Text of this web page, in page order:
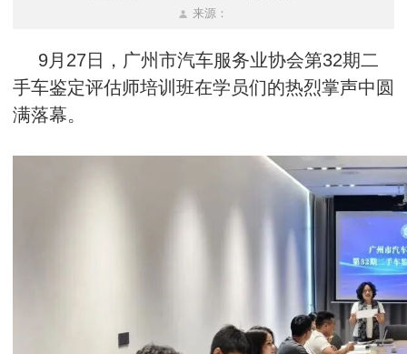
来源：
9月27日，广州市汽车服务业协会第32期二
手车鉴定评估师培训班在学员们的热烈掌声中圆
满落幕。